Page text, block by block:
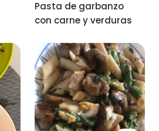
Pasta de garbanzo
con carne y verduras